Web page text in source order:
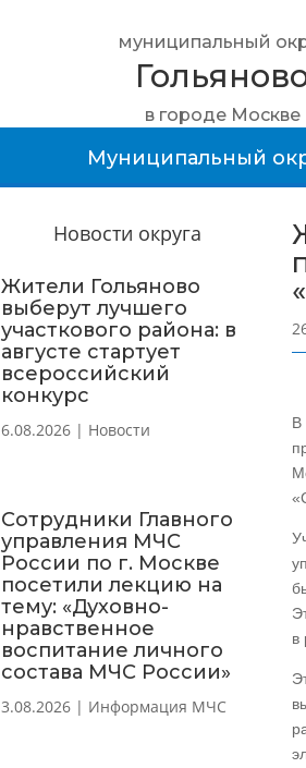
муниципальный
в городе Москве
Муниципальный
Новости округа
Жители Гольяново
выберут лучшего
участкового района: в
августе стартует
всероссийский
конкурс
6.08.2026 | Новости
Сотрудники Главного
управления МЧС
России по г. Москве
посетили лекцию на
тему: «Духовно-
нравственное
воспитание личного
состава МЧС России»
3.08.2026 | Информация МЧС
В
в